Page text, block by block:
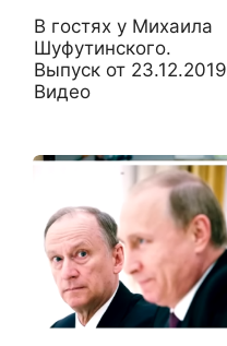
В гостях у Михаила
Шуфутинского.
Выпуск от 23.12.2019
Видео